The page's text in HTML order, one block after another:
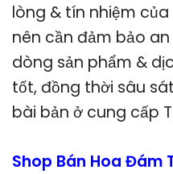
lòng & tín nhiệm
nên cần đảm bảo
dòng sản phẩm &
tốt, đồng thời sâu
bài bản ở cung cấp
Shop Bán Hoa Đám